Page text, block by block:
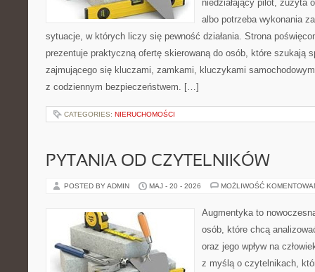
niedziałający pilot, zużyta
albo potrzeba wykonania
sytuacje, w których liczy się pewność działania. Strona
prezentuje praktyczną ofertę skierowaną do osób, które szukają
zajmującego się kluczami, zamkami, kluczykami
z codziennym bezpieczeństwem. […]
CATEGORIES: NIERUCHOMOŚCI
PYTANIA OD CZYTELNIKÓW
POSTED BY ADMIN MAJ - 20 - 2026 MOŻLIWOŚĆ
Augmentyka to
osób, które chcą
oraz jego wpływ na
z myślą o czytelnikach,